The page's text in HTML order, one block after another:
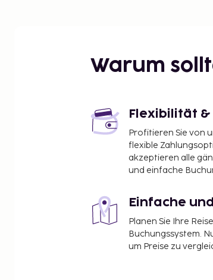
Warum
Flexibilität &
Profitieren Sie von
flexible
akzeptieren alle
und einfache
Einfache
Planen Sie Ihre
Buchungssystem.
um Preise zu